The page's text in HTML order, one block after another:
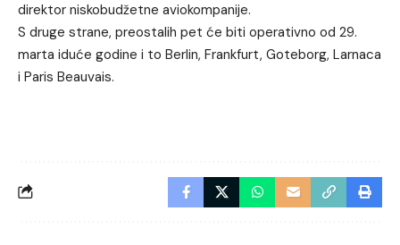
direktor niskobudžetne aviokompanije.
S druge strane, preostalih pet će biti operativno od 29.
marta iduće godine i to Berlin, Frankfurt, Goteborg, Larnaca
i Paris Beauvais.